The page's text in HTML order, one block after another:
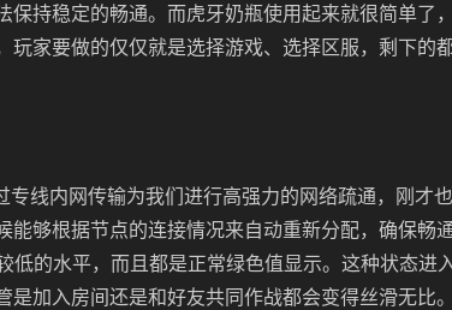
保持稳定的畅通。而虎牙奶瓶使用起来就很简单了
玩家要做的仅仅就是选择游戏、选择区服，剩下的
线内网传输为我们进行高强力的网络疏通，刚才
能够根据节点的连接情况来自动重新分配，确保畅
低的水平，而且都是正常绿色值显示。这种状态进
加入房间还是和好友共同作战都会变得丝滑无比。